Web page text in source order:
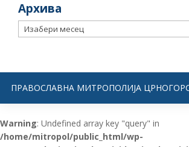
Архива
Архива
ПРАВОСЛАВНА МИТРОПОЛИЈА
Warning: Undefined array key "query" in
/home/mitropol/public_html/wp-